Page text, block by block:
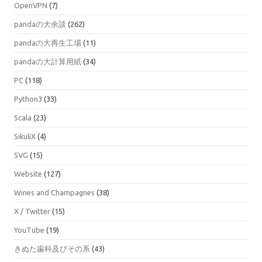
OpenVPN (7)
pandaの大余談 (262)
pandaの大再生工場 (11)
pandaの大計算用紙 (34)
PC (118)
Python3 (33)
Scala (23)
SikuliX (4)
SVG (15)
Website (127)
Wines and Champagnes (38)
X / Twitter (15)
YouTube (19)
きぬた歯科及びその系 (43)